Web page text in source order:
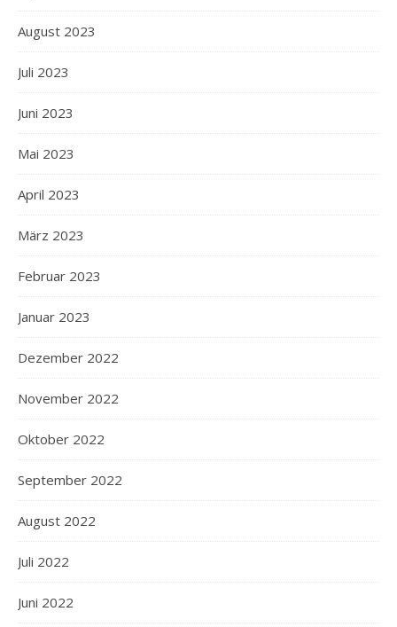
August 2023
Juli 2023
Juni 2023
Mai 2023
April 2023
März 2023
Februar 2023
Januar 2023
Dezember 2022
November 2022
Oktober 2022
September 2022
August 2022
Juli 2022
Juni 2022